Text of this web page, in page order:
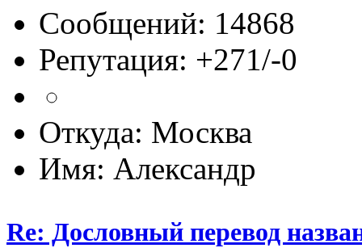
Сообщений: 14868
Репутация: +271/-0
Откуда: Москва
Имя: Александр
Re: Дословный перевод